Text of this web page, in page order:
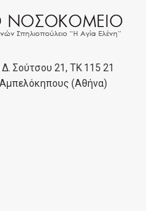
Σούτσου 21, ΤΚ 115 21
(Αθήνα)